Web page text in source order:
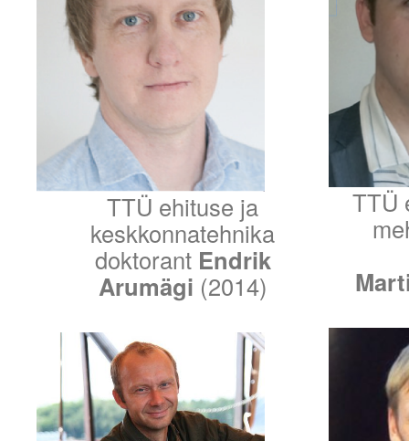
TTÜ ehituse ja
keskkonnatehnika
doktorant Endrik
Arumägi (2014)
TTÜ